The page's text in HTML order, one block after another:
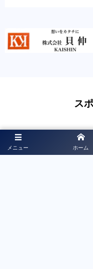
ス
徳島県サッカー協会公
す。 公式HPのバナー広
メニュー ホーム